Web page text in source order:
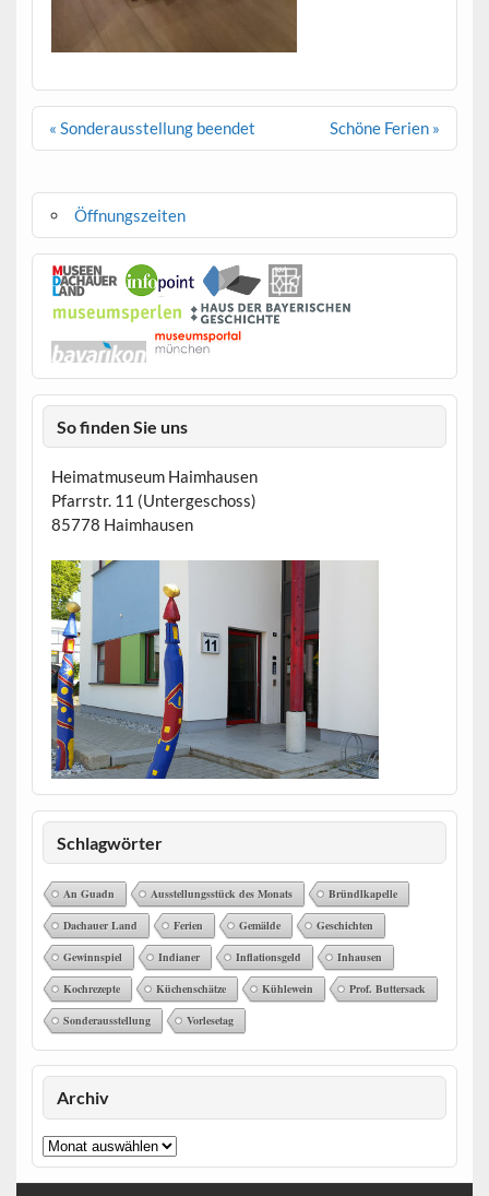
Beitragsnavigation
« Sonderausstellung beendet Schöne Ferien »
Öffnungszeiten
So finden Sie uns
Heimatmuseum Haimhausen
Pfarrstr. 11 (Untergeschoss)
85778 Haimhausen
Schlagwörter
An Guadn Ausstellungsstück des Monats Bründlkapelle
Dachauer Land Ferien Gemälde Geschichten
Gewinnspiel Indianer Inflationsgeld Inhausen
Kochrezepte Küchenschätze Kühlewein Prof. Buttersack
Sonderausstellung Vorlesetag
Archiv
Archiv